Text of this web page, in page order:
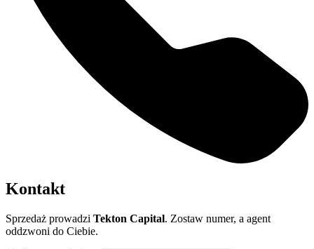
Kontakt
Sprzedaż prowadzi Tekton Capital. Zostaw numer, a agent
oddzwoni do Ciebie.